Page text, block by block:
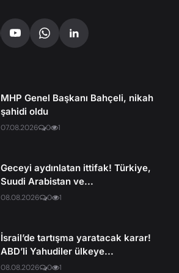
MHP Genel Başkanı Bahçeli, nikah
şahidi oldu
07.08.2026 0 1
Geceyi aydınlatan ittifak! Türkiye,
Suudi Arabistan ve...
08.08.2026 0 1
İsrail’de tartışma yaratacak karar!
ABD’li Yahudiler ülkeye...
08.08.2026 0 1